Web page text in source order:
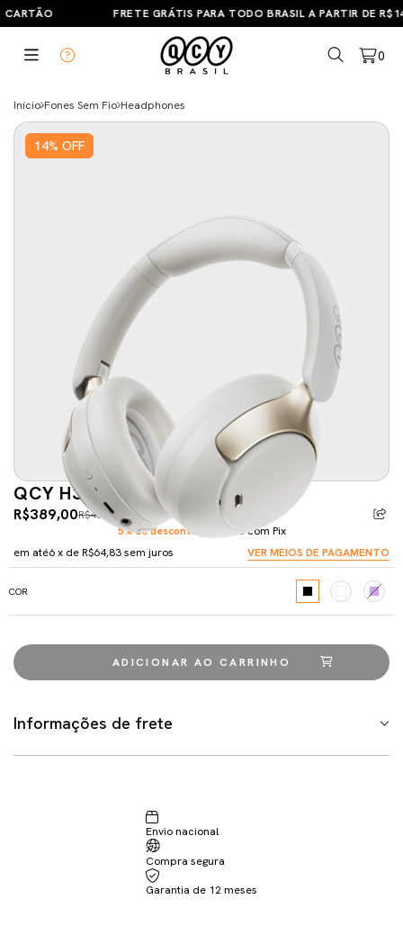
EM ATÉ 6X SEM JUROS NO CARTÃO FRETE GRÁTIS
0
14% OFF
Início Fones Sem Fio Headphones
QCY H3 PRO ANC
R$389,00R$450,00
-13%
5% de desconto
pagando com Pix
em até6x deR$64,83sem juros VER MEIOS DE PAGAMENTO
COR
Informações de frete
Envio nacional
Compra segura
Garantia de 12 meses